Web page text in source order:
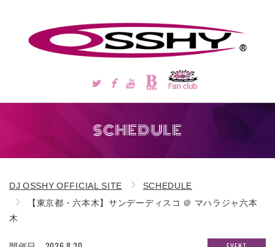
SCHEDULE
DJ OSSHY OFFICIAL SITE
SCHEDULE
【東京都・六本木】サンデーディスコ ＠ マハラジャ六本
木